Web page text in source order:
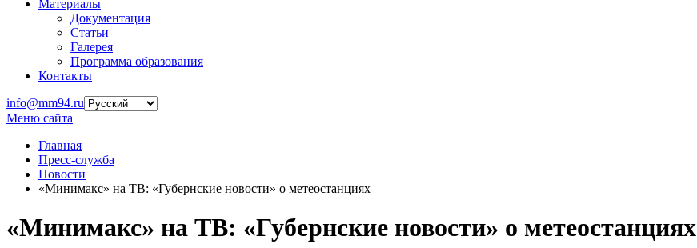
Материалы
Документация
Статьи
Галерея
Программа образования
Контакты
info@mm94.ru
Меню сайта
Главная
Пресс-служба
Новости
«Минимакс» на ТВ: «Губернские новости» о метеостанциях
«Минимакс» на ТВ: «Губернские новости» о метеостанциях